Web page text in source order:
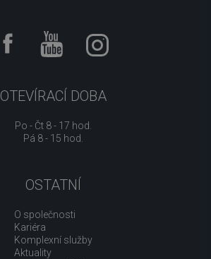
OTEVÍRACÍ DOBA
Po - Čt 8 - 17 hod.
Pá 8 - 15 hod.
OSTATNÍ
O společnosti
Kariéra
Komplexní služby
Aktuality